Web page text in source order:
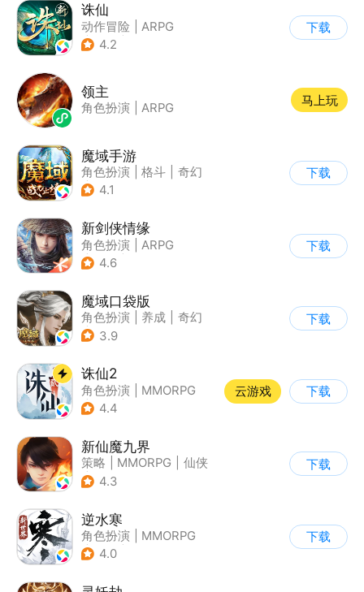
诛仙
动作冒险
ARPG
| 仙侠
4.2
下载
领主
角色扮演 ARPG
马上玩
魔域手游
角色扮演 格斗
奇幻
| 魔域
4.1
下载
新剑侠情缘
角色扮演
ARPG
| 武侠
4.6
下载
魔域口袋版
角色扮演 养成
奇幻
| 魔域
3.9
下载
诛仙2
角色扮演
MMORPG
| 仙侠
4.4
云游戏 下载
新仙魔九界
策略 MMORPG
仙侠
| 卡通
4.3
下载
逆水寒
角色扮演
MMORPG
| 武侠
4.0
下载